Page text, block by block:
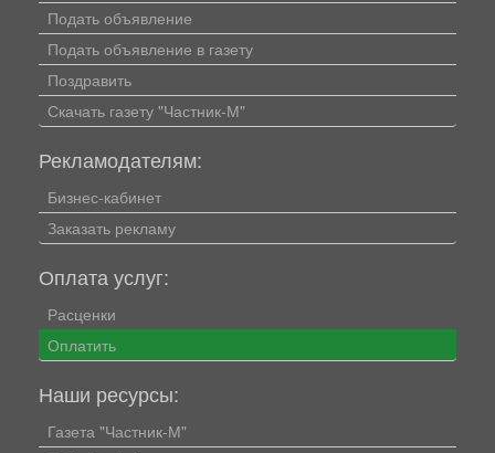
Подать объявление
Подать объявление в газету
Поздравить
Скачать газету "Частник-М"
Рекламодателям:
Бизнес-кабинет
Заказать рекламу
Оплата услуг:
Расценки
Оплатить
Наши ресурсы:
Газета "Частник-М"